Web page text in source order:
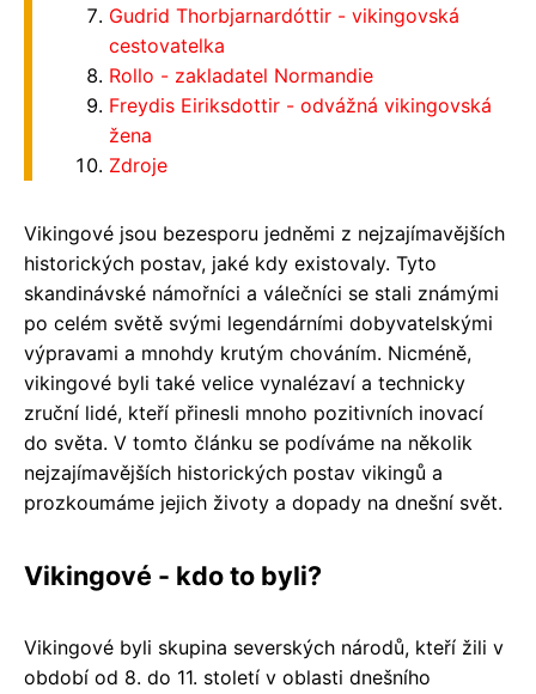
Gudrid Thorbjarnardóttir - vikingovská
cestovatelka
Rollo - zakladatel Normandie
Freydis Eiriksdottir - odvážná vikingovská
žena
Zdroje
Vikingové jsou bezesporu jedněmi z nejzajímavějších
historických postav, jaké kdy existovaly. Tyto
skandinávské námořníci a válečníci se stali známými
po celém světě svými legendárními dobyvatelskými
výpravami a mnohdy krutým chováním. Nicméně,
vikingové byli také velice vynalézaví a technicky
zruční lidé, kteří přinesli mnoho pozitivních inovací
do světa. V tomto článku se podíváme na několik
nejzajímavějších historických postav vikingů a
prozkoumáme jejich životy a dopady na dnešní svět.
Vikingové - kdo to byli?
Vikingové byli skupina severských národů, kteří žili v
období od 8. do 11. století v oblasti dnešního